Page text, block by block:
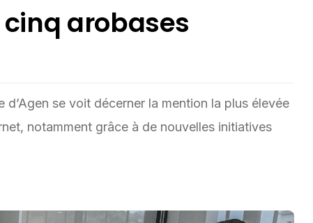
arobases
se voit décerner la mention la plus élevée
notamment grâce à de nouvelles initiatives